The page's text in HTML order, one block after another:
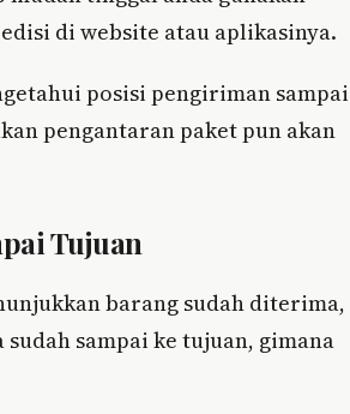
di website atau aplikasinya.
posisi pengiriman sampai
pengantaran paket pun akan
Tujuan
barang sudah diterima,
sampai ke tujuan, gimana